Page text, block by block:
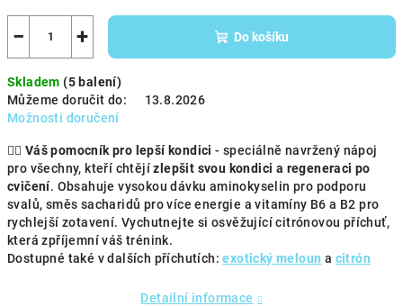
+
− Do košíku
Skladem(5 balení)
Můžeme doručit do:
13.8.2026
Možnosti doručení
🏋️‍♀️ Váš pomocník pro lepší kondici -speciálně navržený nápoj
pro všechny, kteří chtějízlepšit svou kondici a regeneraci po
cvičení. Obsahuje vysokou dávku aminokyselin pro podporu
svalů, směs sacharidů pro více energie a vitamíny B6 a B2 pro
rychlejší zotavení. Vychutnejte si osvěžující citrónovou příchuť,
která zpříjemní váš trénink.
Dostupné také v dalších příchutích:exotický meloun a citrón
Detailní informace